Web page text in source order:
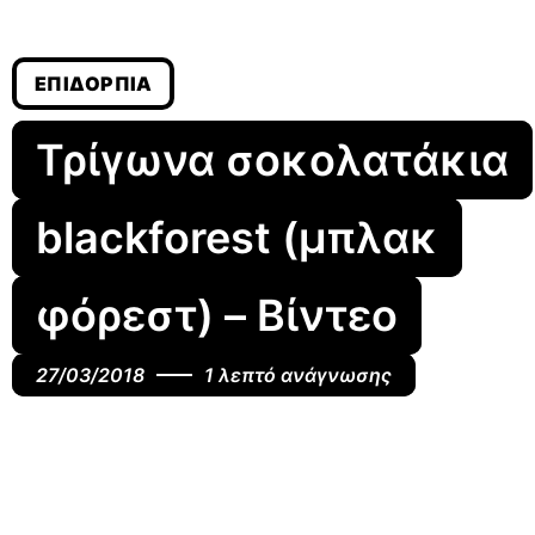
ΕΠΙΔΌΡΠΙΑ
Τρίγωνα σοκολατάκια
blackforest (μπλακ
φόρεστ) – Βίντεο
27/03/2018 1 λεπτό ανάγνωσης